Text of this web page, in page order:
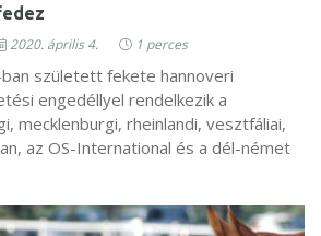
2020. április 4. 1 perces
született fekete hannoveri
engedéllyel rendelkezik a
mecklenburgi, rheinlandi, vesztfáliai,
az OS-International és a dél-német